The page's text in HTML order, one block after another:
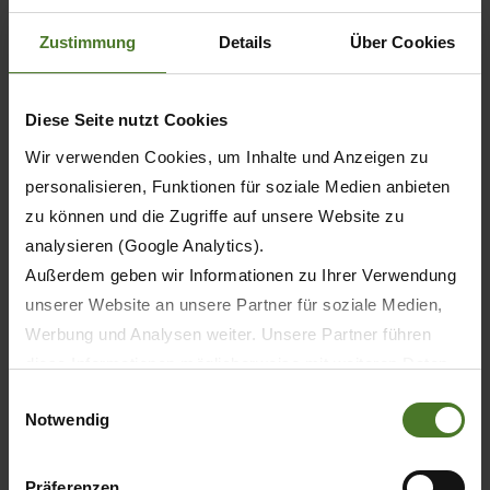
Zustimmung Details Über Cookies
Diese Seite nutzt Cookies
Wir verwenden Cookies, um Inhalte und Anzeigen zu
personalisieren, Funktionen für soziale Medien anbieten
zu können und die Zugriffe auf unsere Website zu
analysieren (Google Analytics).
Außerdem geben wir Informationen zu Ihrer Verwendung
unserer Website an unsere Partner für soziale Medien,
Werbung und Analysen weiter. Unsere Partner führen
sie im Rahmen Ihrer Nutzung der Dienste gesammelt
Wir setzen im Rahmen des Trackings auch Dienstleister
Notwendig
MOLDAGROTECH
Moldavie
DETAILS
10.11.2026
- 13.11.2026
Eurotier
DETAILS